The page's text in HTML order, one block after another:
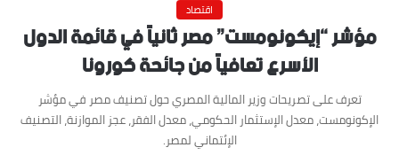
اقتصاد
مؤشر “إيكونومست” مصر ثانياً في قائمة الدول
الأسرع تعافياً من جائحة كورونا
تعرف على تصريحات وزير المالية المصري حول تصنيف مصر في مؤشر
الإكونومست، معدل الإستثمار الحكومي، معدل الفقر، عجز الموازنة، التصنيف
الإئتماني لمصر.